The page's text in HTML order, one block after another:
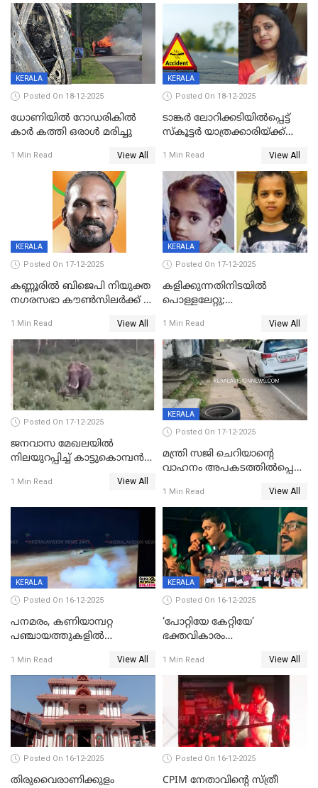
ദൃശ്യങ്ങൾ പുറത്ത്
സ്ഥാനാർത്ഥി
KERALA
Posted On 18-12-2025
ധോണിയിൽ റോഡരികിൽ
കാർ കത്തി ഒരാൾ മരിച്ചു
1 Min Read View All
KERALA
Posted On 18-12-2025
ടാങ്കർ ലോറിക്കടിയിൽപ്പെട്ട്
സ്കൂട്ടർ യാത്രക്കാരിയ്ക്ക്
കണ്ടോത്ത് ദേശീയ പാതയിൽ
1 Min Read View All
KERALA
Posted On 17-12-2025
കണ്ണൂരിൽ ബിജെപി നിയുക്ത
നഗരസഭാ കൗൺസിലർക്ക് 36
1 Min Read View All
KERALA
Posted On 17-12-2025
കളിക്കുന്നതിനിടയിൽ
പൊള്ളലേറ്റു;
ക്ലാസ് വിദ്യാർത്ഥിനി മരിച്ചു
1 Min Read View All
Posted On 17-12-2025
ജനവാസ മേഖലയില്‍
നിലയുറപ്പിച്ച് കാട്ടുകൊമ്പന്‍
1 Min Read View All
KERALA
Posted On 17-12-2025
മന്ത്രി സജി ചെറിയാന്റെ
വാഹനം അപകടത്തിൽപ്പെട്ടു;
രക്ഷപ്പെട്ടത് തലനാരിടയ്ക്ക്
1 Min Read View All
KERALA
Posted On 16-12-2025
പനമരം, കണിയാമ്പറ്റ
പഞ്ചായത്തുകളിൽ
സ്ഥാപനങ്ങൾക്ക് അവധി
1 Min Read View All
KERALA
Posted On 16-12-2025
‘പോറ്റിയേ കേറ്റിയേ’
ഭക്തവികാരം
ഡിജിപിക്ക് പരാതി; ശക്തമായ
നടപടി വേണമെന്നു
സിപിഐഎമ്മും
1 Min Read View All
Posted On 16-12-2025
തിരുവൈരാണിക്കുളം
Posted On 16-12-2025
CPIM നേതാവിൻ്റെ സ്ത്രീ